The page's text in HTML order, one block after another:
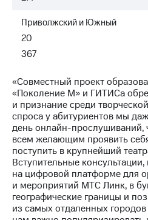
деловая этика
На главную
Приволжский и Южный
20
367
«Совместный проект
«Поколение М» и ГИТИСа
и признание среди
спроса у абитуриентов мы
день онлайн-прослушиваний,
всем желающим проявить
поступить в крупнейший
Вступительные
на цифровой платформе для
и мероприятий МТС Линк, в
географические границы и
из самых отдаленных